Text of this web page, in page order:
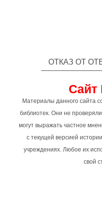
ОТКАЗ ОТ
Сайт
Материалы данного сайта
библиотек. Они не
могут выражать частное
с текущей версией
учреждениях. Любое их
свой